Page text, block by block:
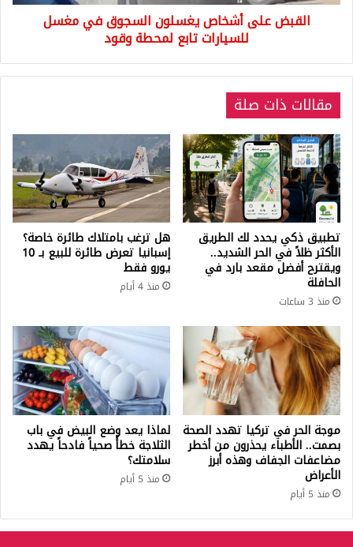
القبض على أشخاص يغسلون السجوق في مغسل
للسيارات تابع لمحطة وقود
مقالات ذات صلة
تطبيق ذكي يحدد لك الطريق
الأكثر ظلاً في الحر الشديد..
ويقترح أفضل مقعد بارد في
الحافلة
منذ 3 ساعات
هل ترغب بامتلاك طائرة خاصة؟
إسبانيا تعرض طائرة للبيع بـ 10
يورو فقط
منذ 4 أيام
موجة الحر في تركيا تهدد الصحة
بصمت.. الأطباء يحذرون من أخطر
مضاعفات الجفاف وهذه أبرز
الأعراض
منذ 5 أيام
لماذا يعد وضع البيض في باب
الثلاجة خطأً صحياً فادحاً يهدد
سلامتك؟
منذ 5 أيام